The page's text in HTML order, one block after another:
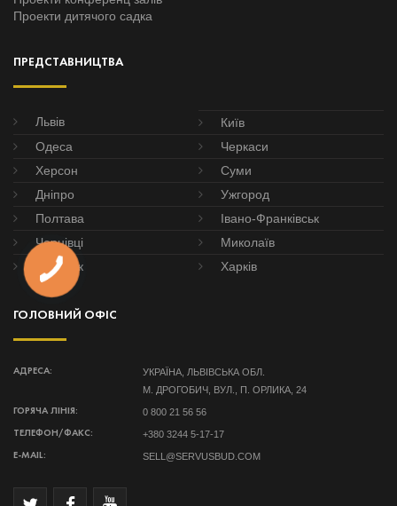
Проекти дитячого садка
ПРЕДСТАВНИЦТВА
Львів
Київ
Одеса
Черкаси
Херсон
Суми
Дніпро
Ужгород
Полтава
Івано-Франківськ
Чернівці
Миколаїв
Донецьк
Харків
ГОЛОВНИЙ ОФІС
АДРЕСА:
УКРАЇНА, ЛЬВІВСЬКА ОБЛ.
М. ДРОГОБИЧ, ВУЛ., П. ОРЛИКА, 24
ГОРЯЧА ЛІНІЯ: 0 800 21 56 56
ТЕЛЕФОН/ФАКС: +380 3244 5-17-17
E-MAIL: SELL@SERVUSBUD.COM